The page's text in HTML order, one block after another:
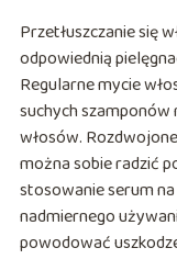
Przetłuszczanie się
odpowiednią
Regularne mycie
suchych
włosów.
można sobie radzić
stosowanie serum
nadmiernego
powodować